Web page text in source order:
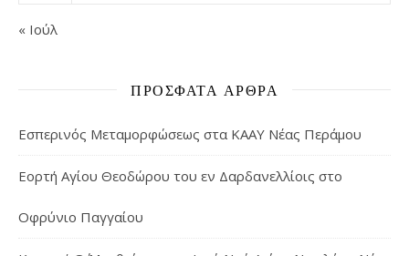
« Ιούλ
ΠΡΌΣΦΑΤΑ ΆΡΘΡΑ
Εσπερινός Μεταμορφώσεως στα ΚΑΑΥ Νέας Περάμου
Εορτή Αγίου Θεοδώρου του εν Δαρδανελλίοις στο
Οφρύνιο Παγγαίου